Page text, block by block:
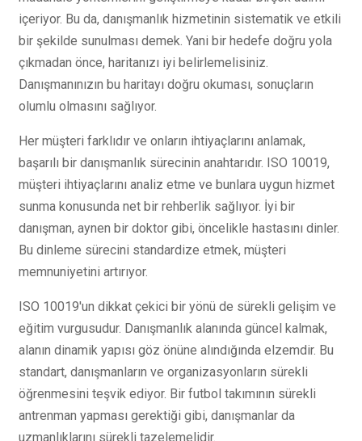
içeriyor. Bu da, danışmanlık hizmetinin sistematik ve etkili
bir şekilde sunulması demek. Yani bir hedefe doğru yola
çıkmadan önce, haritanızı iyi belirlemelisiniz.
Danışmanınızın bu haritayı doğru okuması, sonuçların
olumlu olmasını sağlıyor.
Her müşteri farklıdır ve onların ihtiyaçlarını anlamak,
başarılı bir danışmanlık sürecinin anahtarıdır. ISO 10019,
müşteri ihtiyaçlarını analiz etme ve bunlara uygun hizmet
sunma konusunda net bir rehberlik sağlıyor. İyi bir
danışman, aynen bir doktor gibi, öncelikle hastasını dinler.
Bu dinleme sürecini standardize etmek, müşteri
memnuniyetini artırıyor.
ISO 10019'un dikkat çekici bir yönü de sürekli gelişim ve
eğitim vurgusudur. Danışmanlık alanında güncel kalmak,
alanın dinamik yapısı göz önüne alındığında elzemdir. Bu
standart, danışmanların ve organizasyonların sürekli
öğrenmesini teşvik ediyor. Bir futbol takımının sürekli
antrenman yapması gerektiği gibi, danışmanlar da
uzmanlıklarını sürekli tazelemelidir.